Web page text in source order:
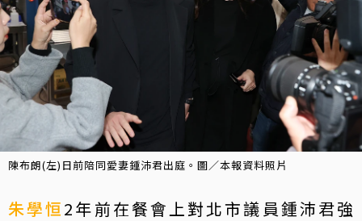
陳布朗(左)日前陪同愛妻鍾沛君出庭。圖／本報資料照片
朱學恒2年前在餐會上對北市議員鍾沛君強